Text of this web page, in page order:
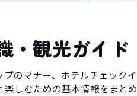
・観光ガイド
のマナー、ホテルチェック
しむための基本情報をまと